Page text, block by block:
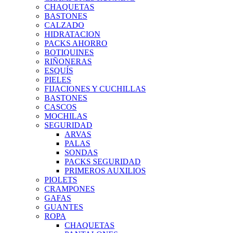
CHAQUETAS
BASTONES
CALZADO
HIDRATACION
PACKS AHORRO
BOTIQUINES
RIÑONERAS
ESQUÍS
PIELES
FIJACIONES Y CUCHILLAS
BASTONES
CASCOS
MOCHILAS
SEGURIDAD
ARVAS
PALAS
SONDAS
PACKS SEGURIDAD
PRIMEROS AUXILIOS
PIOLETS
CRAMPONES
GAFAS
GUANTES
ROPA
CHAQUETAS